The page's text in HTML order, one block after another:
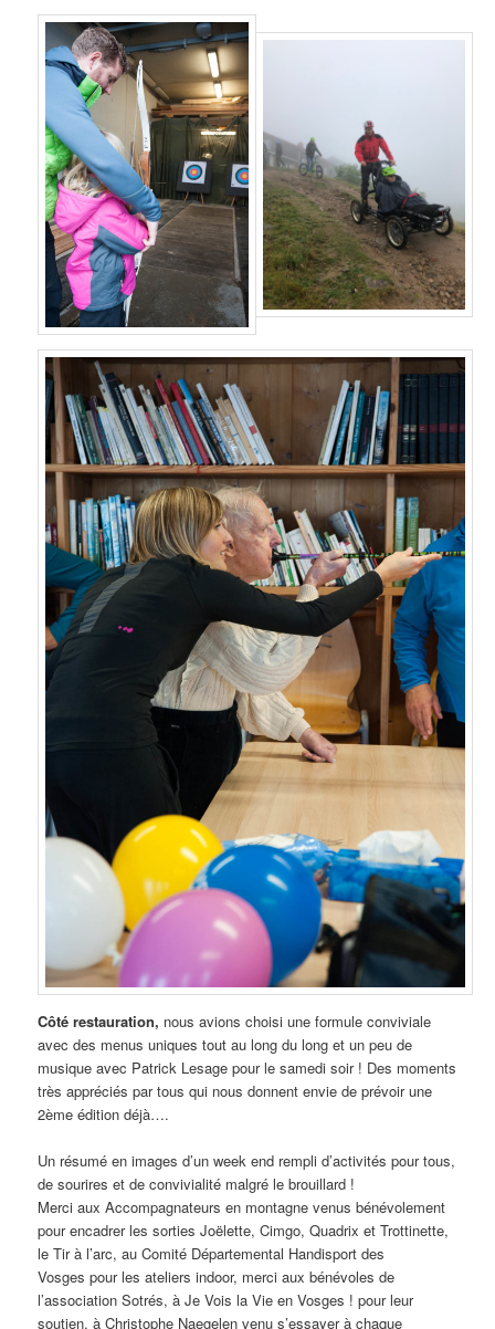
Côté restauration, nous avions choisi une formule conviviale
avec des menus uniques tout au long du long et un peu de
musique avec Patrick Lesage pour le samedi soir ! Des moments
très appréciés par tous qui nous donnent envie de prévoir une
2ème édition déjà….
Un résumé en images d’un week end rempli d’activités pour tous,
de sourires et de convivialité malgré le brouillard !
Merci aux Accompagnateurs en montagne venus bénévolement
pour encadrer les sorties Joëlette, Cimgo, Quadrix et Trottinette,
le Tir à l’arc, au Comité Départemental Handisport des
Vosges pour les ateliers indoor, merci aux bénévoles de
l’association Sotrés, à Je Vois la Vie en Vosges ! pour leur
soutien, à Christophe Naegelen venu s’essayer à chaque